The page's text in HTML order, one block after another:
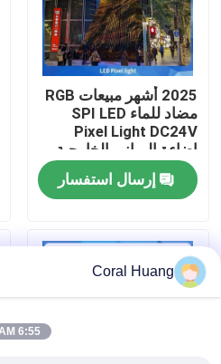
حول بنا
جولة في المعمل
ضبط الجودة
اتصل بنا
أخبار
طلب اقتباس
2025 أشهر مبيعات RGB
مضاد للماء SPI LED
Pixel Light DC24V
إضاءة المباني الخارجية
إرسال استفسار
Coral Huang
6:55 AM